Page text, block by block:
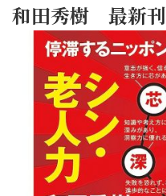
和田秀樹 最新刊